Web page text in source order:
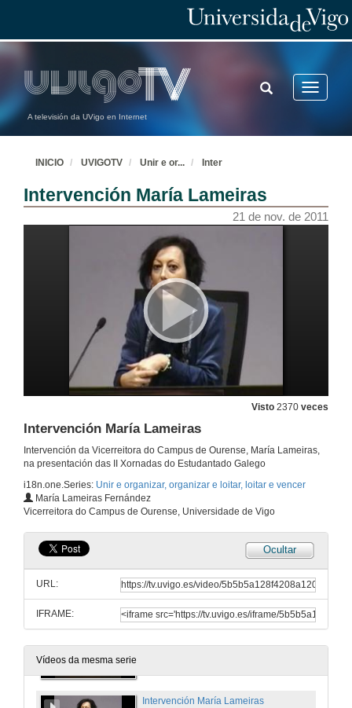
A televisión da UVigo en Internet
Toggle
TOGGLE
SEARCH
INICIO UVIGOTV Unir e or... Inter
Intervención María Lameiras
21 de nov. de 2011
Visto 2370 veces
Intervención María Lameiras
Intervención da Vicerreitora do Campus de Ourense, María Lameiras,
na presentación das II Xornadas do Estudantado Galego
i18n.one.Series: Unir e organizar, organizar e loitar, loitar e vencer
María Lameiras Fernández
Vicerreitora do Campus de Ourense, Universidade de Vigo
Ocultar
URL:
IFRAME:
Vídeos da mesma serie
21 de nov. de 2011
Intervención María Elisa Alén
Intervención María Lameiras